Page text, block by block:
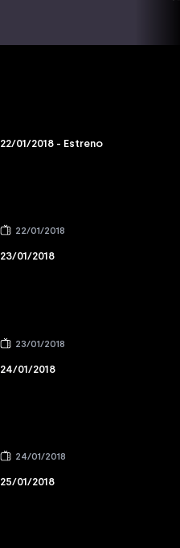
22/01/2018 - Estreno
22/01/2018
23/01/2018
23/01/2018
24/01/2018
24/01/2018
25/01/2018